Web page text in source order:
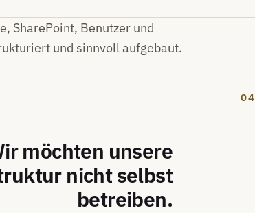
SharePoint, Benutzer und
und sinnvoll aufgebaut.
04
möchten unsere
nicht selbst
betreiben.